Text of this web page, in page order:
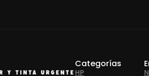
Categorías
HP